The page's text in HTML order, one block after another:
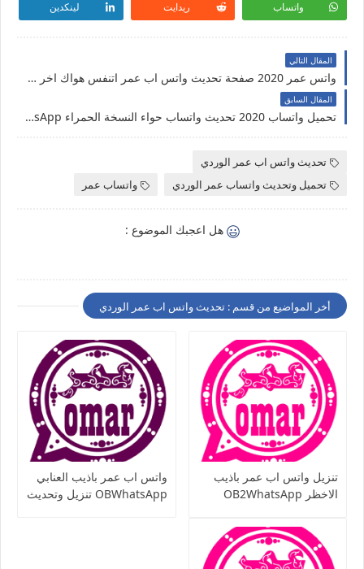
واتساب ريدايت لينكدين
المقال التالي
واتس عمر 2020 صفحة تحديث واتس اب عمر اتنفس هواك اخر اصدار GBWhatsApp
المقال السابق
تحميل واتساب 2020 تحديث واتساب حواء النسخة الحمراء Hawa2WhatsApp
تحديث واتس اب عمر الوردي
تحميل وتحديث واتساب عمر الوردي
واتساب عمر
هل اعجبك الموضوع :
أخر المواضيع من قسم : تحديث واتس اب عمر الوردي
تنزيل واتس اب عمر باذيب
الاخظر OB2WhatsApp
واتس اب عمر باذيب العنابي
OBWhatsApp تنزيل وتحديث